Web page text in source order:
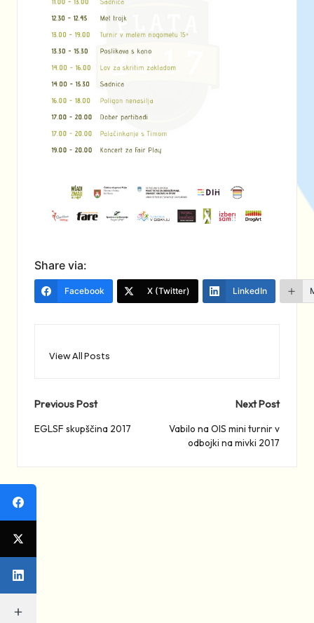
Share via:
Facebook X (Twitter) LinkedIn
View All Posts
Post
navigation
Previous Post
EGLSF skupščina 2017
Next Post
Vabilo na OIS mini turnir v
odbojki na mivki 2017